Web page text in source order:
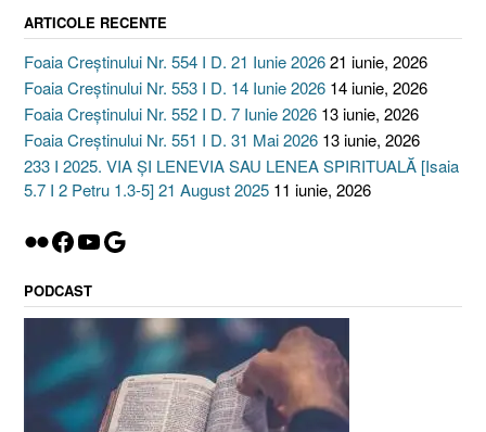
ARTICOLE RECENTE
Foaia Creștinului Nr. 554 I D. 21 Iunie 202621 iunie, 2026
Foaia Creștinului Nr. 553 I D. 14 Iunie 2026 14 iunie, 2026
Foaia Creștinului Nr. 552 I D. 7 Iunie 2026 13 iunie, 2026
Foaia Creștinului Nr. 551 I D. 31 Mai 2026 13 iunie, 2026
233 I 2025. VIA ȘI LENEVIA SAU LENEA SPIRITUALĂ [Isaia
5.7 I 2 Petru 1.3-5] 21 August 2025 11 iunie, 2026
Flickr
Facebook
YouTube
Google
PODCAST